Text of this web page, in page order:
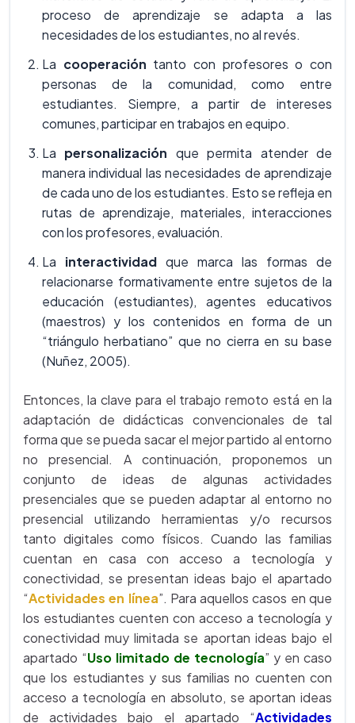
proceso de aprendizaje se adapta a las
necesidades de los estudiantes, no al revés.
La cooperación tanto con profesores o con
personas de la comunidad, como entre
estudiantes. Siempre, a partir de intereses
comunes, participar en trabajos en equipo.
La personalización que permita atender de
manera individual las necesidades de aprendizaje
de cada uno de los estudiantes. Esto se refleja en
rutas de aprendizaje, materiales, interacciones
con los profesores, evaluación.
La interactividad que marca las formas de
relacionarse formativamente entre sujetos de la
educación (estudiantes), agentes educativos
(maestros) y los contenidos en forma de un
“triángulo herbatiano” que no cierra en su base
(Nuñez, 2005).
Entonces, la clave para el trabajo remoto está en la
adaptación de didácticas convencionales de tal
forma que se pueda sacar el mejor partido al entorno
no presencial. A continuación, proponemos un
conjunto de ideas de algunas actividades
presenciales que se pueden adaptar al entorno no
presencial utilizando herramientas y/o recursos
tanto digitales como físicos. Cuando las familias
cuentan en casa con acceso a tecnología y
conectividad, se presentan ideas bajo el apartado
“Actividades en línea”. Para aquellos casos en que
los estudiantes cuenten con acceso a tecnología y
conectividad muy limitada se aportan ideas bajo el
apartado “Uso limitado de tecnología” y en caso
que los estudiantes y sus familias no cuenten con
acceso a tecnología en absoluto, se aportan ideas
de actividades bajo el apartado “Actividades